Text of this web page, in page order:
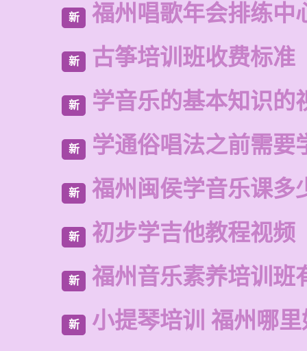
新 福州唱歌年会排练中
新 古筝培训班收费标准
新 学音乐的基本知识的
新 学通俗唱法之前需要
新 福州闽侯学音乐课多
新 初步学吉他教程视频
新 福州音乐素养培训班
新 小提琴培训 福州哪